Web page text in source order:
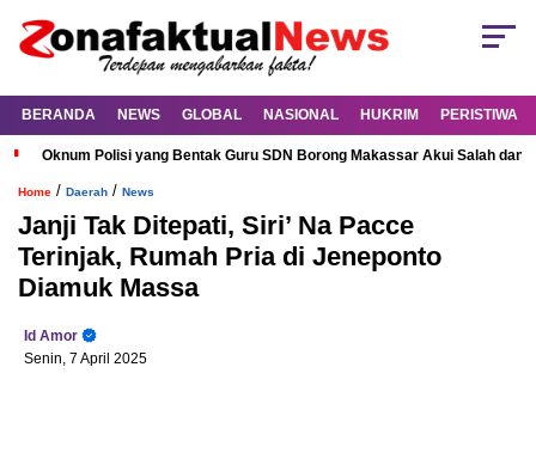
BERANDA NEWS GLOBAL NASIONAL HUKRIM PERISTIWA
Oknum Polisi yang Bentak Guru SDN Borong Makassar Akui Salah dan
Home / Daerah / News
Janji Tak Ditepati, Siri’ Na Pacce
Terinjak, Rumah Pria di Jeneponto
Diamuk Massa
Id Amor
Senin, 7 April 2025